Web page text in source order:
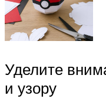
Уделите
и узору